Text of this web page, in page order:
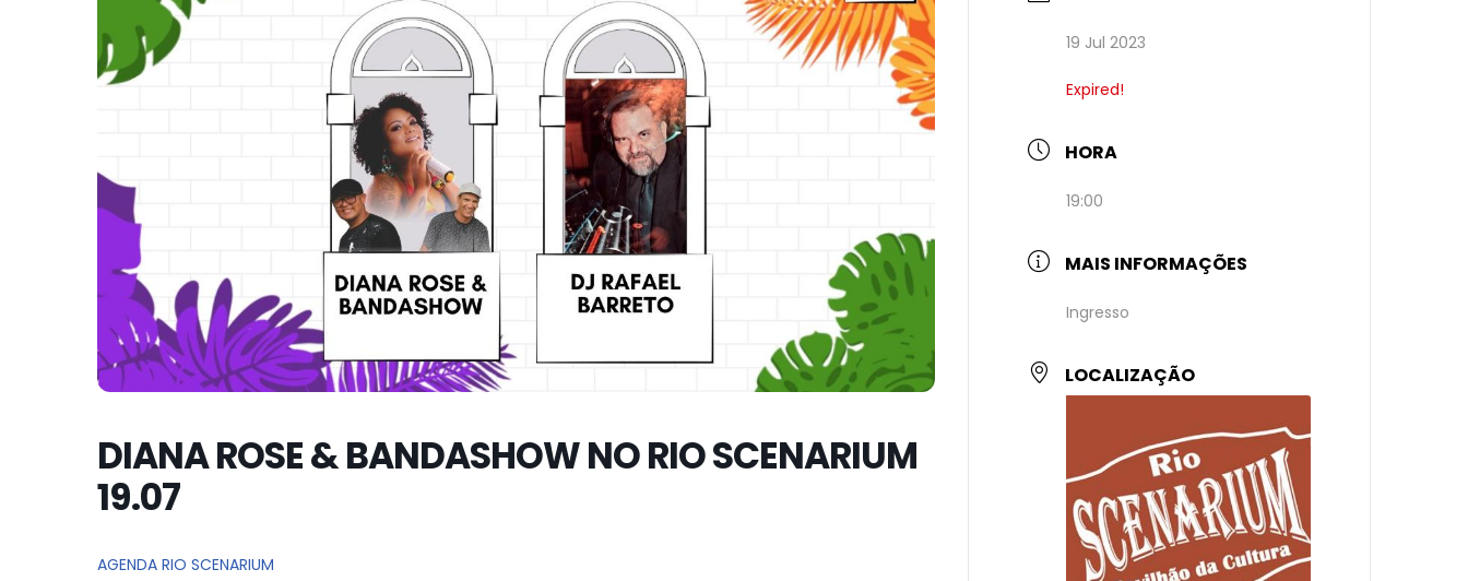
DIANA ROSE & BANDASHOW NO RIO SCENARIUM
19.07
AGENDA RIO SCENARIUM
19 Jul 2023
Expired!
HORA
19:00
MAIS INFORMAÇÕES
Ingresso
LOCALIZAÇÃO